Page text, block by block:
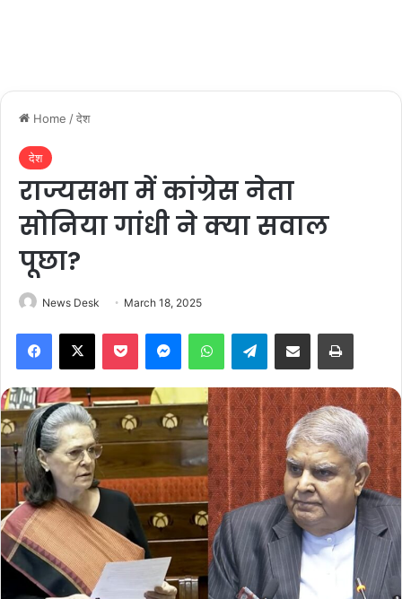
Home /देश
देश
राज्यसभा में कांग्रेस नेता
सोनिया गांधी ने क्या सवाल
पूछा?
News Desk March 18, 2025
Telegram